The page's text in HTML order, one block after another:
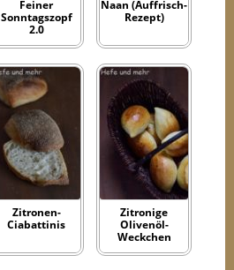
Feiner
Sonntagszopf
2.0
Naan (Auffrisch-
Rezept)
Zitronen-
Ciabattinis
Zitronige
Olivenöl-
Weckchen